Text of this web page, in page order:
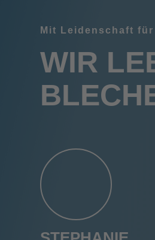
Mit Leidenschaft
WIR